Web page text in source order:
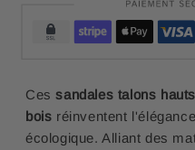
Cessandales talons
bois réinventent
écologique. Alliant des